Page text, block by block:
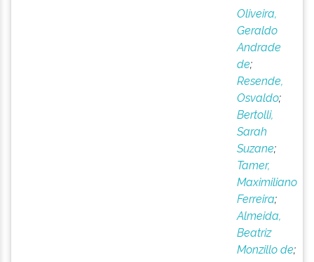
Oliveira,
Geraldo
Andrade
de;
Resende,
Osvaldo;
Bertolli,
Sarah
Suzane;
Tamer,
Maximiliano
Ferreira;
Almeida,
Beatriz
Monzillo de;